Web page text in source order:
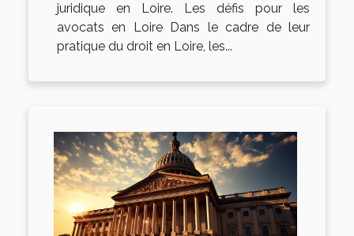
juridique en Loire. Les défis pour les
avocats en Loire Dans le cadre de leur
pratique du droit en Loire, les...